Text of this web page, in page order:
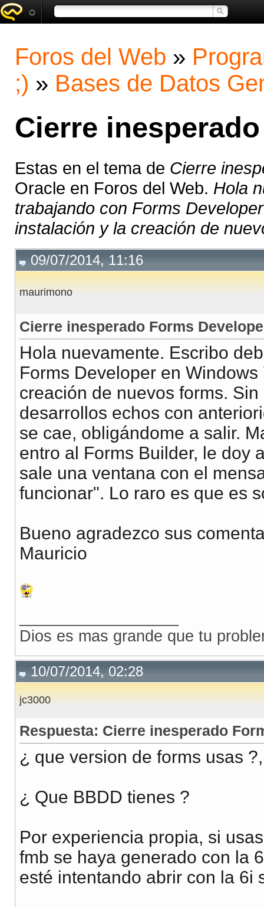
Foros del Web »
;) » Bases de Datos
Cierre
Estas en el tema de Cierre
Oracle en Foros del Web. Hola
trabajando con Forms
instalación y la creación de
09/07/2014, 11:16
maurimono
Cierre inesperado Forms
Hola nuevamente. Escribo
Forms Developer en
creación de nuevos forms.
desarrollos echos con
se cae, obligándome a salir.
entro al Forms Builder, le doy
sale una ventana con el
funcionar". Lo raro es que es
Bueno agradezco sus
Mauricio
Dios es mas grande que tu
10/07/2014, 02:28
jc3000
Respuesta: Cierre inesperado
¿ que version de forms usas
¿ Que BBDD tienes ?
Por experiencia propia, si
fmb se haya generado con la
esté intentando abrir con la 6i